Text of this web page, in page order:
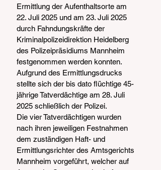
Ermittlung der Aufenthaltsorte am
22. Juli 2025 und am 23. Juli 2025
durch Fahndungskräfte der
Kriminalpolizeidirektion Heidelberg
des Polizeipräsidiums Mannheim
festgenommen werden konnten.
Aufgrund des Ermittlungsdrucks
stellte sich der bis dato flüchtige 45-
jährige Tatverdächtige am 28. Juli
2025 schließlich der Polizei.
Die vier Tatverdächtigen wurden
nach ihren jeweiligen Festnahmen
dem zuständigen Haft- und
Ermittlungsrichter des Amtsgerichts
Mannheim vorgeführt, welcher auf